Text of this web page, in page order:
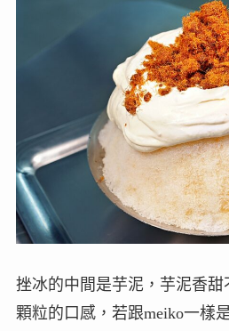
挫冰的中間是芋泥，芋泥香
顆粒的口感，若跟meiko一樣